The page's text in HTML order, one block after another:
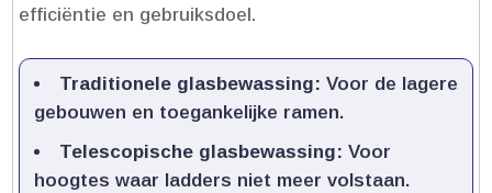
efficiëntie en gebruiksdoel.​
Traditionele glasbewassing: Voor de lagere
gebouwen en toegankelijke ramen.​
Telescopische glasbewassing: Voor
hoogtes waar ladders niet meer volstaan.​